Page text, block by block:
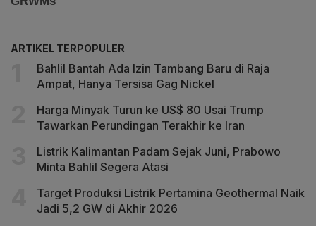
ARTIKEL TERPOPULER
Bahlil Bantah Ada Izin Tambang Baru di Raja
Ampat, Hanya Tersisa Gag Nickel
Harga Minyak Turun ke US$ 80 Usai Trump
Tawarkan Perundingan Terakhir ke Iran
Listrik Kalimantan Padam Sejak Juni, Prabowo
Minta Bahlil Segera Atasi
Target Produksi Listrik Pertamina Geothermal Naik
Jadi 5,2 GW di Akhir 2026